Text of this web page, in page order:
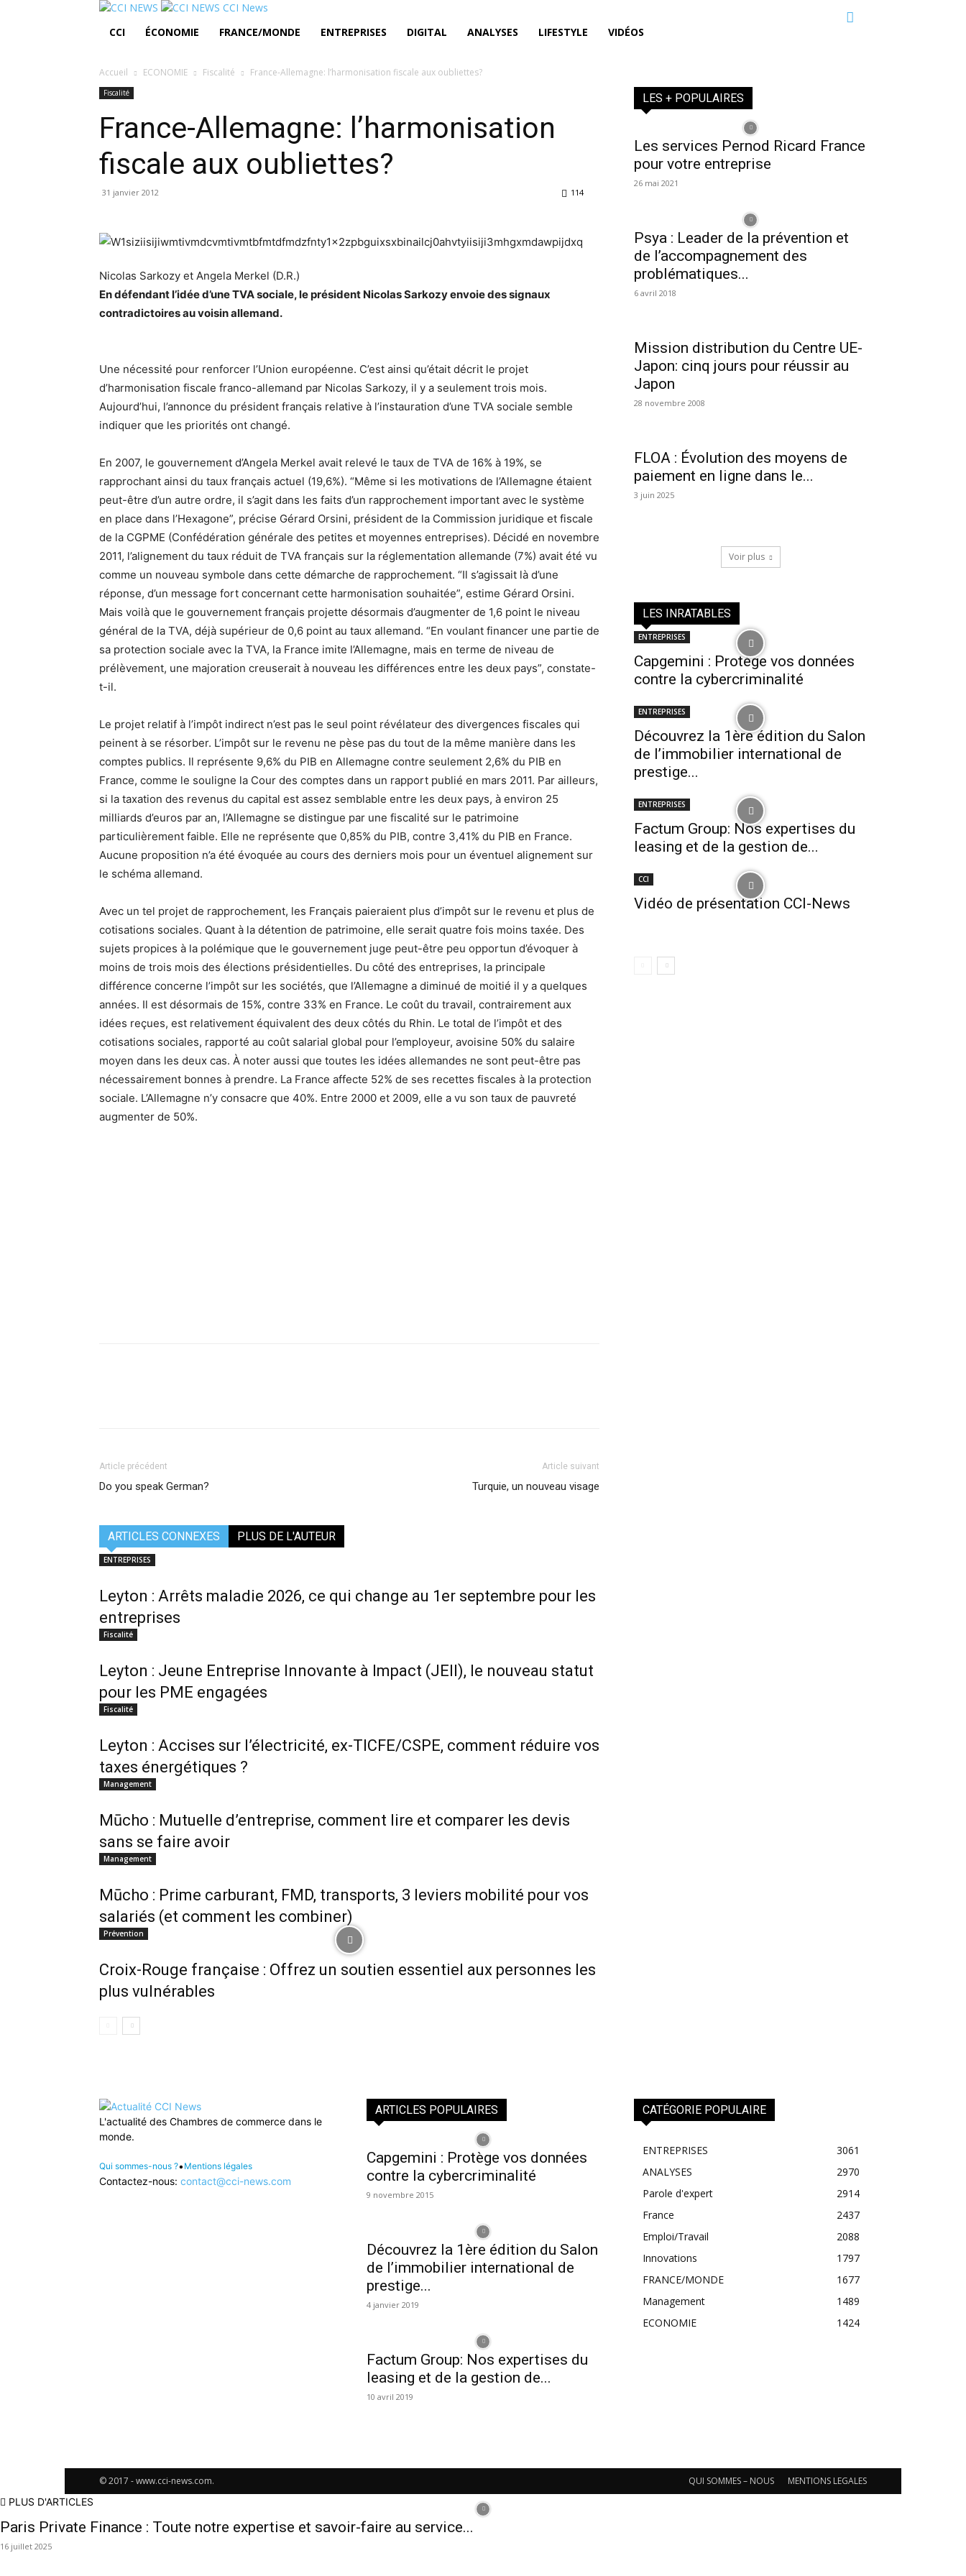
CCI News
CCI
ÉCONOMIE FRANCE/MONDE ENTREPRISES DIGITAL ANALYSES LIFESTYLE VIDÉOS
Accueil ECONOMIE Fiscalité France-Allemagne: l’harmonisation fiscale aux oubliettes?
Fiscalité
France-Allemagne: l’harmonisation
fiscale aux oubliettes?
31 janvier 2012 114
Nicolas Sarkozy et Angela Merkel (D.R.)
En défendant l’idée d’une TVA sociale, le président Nicolas Sarkozy envoie des signaux
contradictoires au voisin allemand.
Une nécessité pour renforcer l’Union européenne. C’est ainsi qu’était décrit le projet
d’harmonisation fiscale franco-allemand par Nicolas Sarkozy, il y a seulement trois mois.
Aujourd’hui, l’annonce du président français relative à l’instauration d’une TVA sociale semble
indiquer que les priorités ont changé.
En 2007, le gouvernement d’Angela Merkel avait relevé le taux de TVA de 16% à 19%, se
rapprochant ainsi du taux français actuel (19,6%). “Même si les motivations de l’Allemagne étaient
peut-être d’un autre ordre, il s’agit dans les faits d’un rapprochement important avec le système
en place dans l’Hexagone”, précise Gérard Orsini, président de la Commission juridique et fiscale
de la CGPME (Confédération générale des petites et moyennes entreprises). Décidé en novembre
2011, l’alignement du taux réduit de TVA français sur la réglementation allemande (7%) avait été vu
comme un nouveau symbole dans cette démarche de rapprochement. “Il s’agissait là d’une
réponse, d’un message fort concernant cette harmonisation souhaitée”, estime Gérard Orsini.
Mais voilà que le gouvernement français projette désormais d’augmenter de 1,6 point le niveau
général de la TVA, déjà supérieur de 0,6 point au taux allemand. “En voulant financer une partie de
sa protection sociale avec la TVA, la France imite l’Allemagne, mais en terme de niveau de
prélèvement, une majoration creuserait à nouveau les différences entre les deux pays”, constate-
t-il.
Le projet relatif à l’impôt indirect n’est pas le seul point révélateur des divergences fiscales qui
peinent à se résorber. L’impôt sur le revenu ne pèse pas du tout de la même manière dans les
comptes publics. Il représente 9,6% du PIB en Allemagne contre seulement 2,6% du PIB en
France, comme le souligne la Cour des comptes dans un rapport publié en mars 2011. Par ailleurs,
si la taxation des revenus du capital est assez semblable entre les deux pays, à environ 25
milliards d’euros par an, l’Allemagne se distingue par une fiscalité sur le patrimoine
particulièrement faible. Elle ne représente que 0,85% du PIB, contre 3,41% du PIB en France.
Aucune proposition n’a été évoquée au cours des derniers mois pour un éventuel alignement sur
le schéma allemand.
Avec un tel projet de rapprochement, les Français paieraient plus d’impôt sur le revenu et plus de
cotisations sociales. Quant à la détention de patrimoine, elle serait quatre fois moins taxée. Des
sujets propices à la polémique que le gouvernement juge peut-être peu opportun d’évoquer à
moins de trois mois des élections présidentielles. Du côté des entreprises, la principale
différence concerne l’impôt sur les sociétés, que l’Allemagne a diminué de moitié il y a quelques
années. Il est désormais de 15%, contre 33% en France. Le coût du travail, contrairement aux
idées reçues, est relativement équivalent des deux côtés du Rhin. Le total de l’impôt et des
cotisations sociales, rapporté au coût salarial global pour l’employeur, avoisine 50% du salaire
moyen dans les deux cas. À noter aussi que toutes les idées allemandes ne sont peut-être pas
nécessairement bonnes à prendre. La France affecte 52% de ses recettes fiscales à la protection
sociale. L’Allemagne n’y consacre que 40%. Entre 2000 et 2009, elle a vu son taux de pauvreté
augmenter de 50%.
Article précédent
Do you speak German?
Article suivant
Turquie, un nouveau visage
ARTICLES CONNEXES PLUS DE L'AUTEUR
ENTREPRISES
Leyton : Arrêts maladie 2026, ce qui change au 1er septembre pour les
entreprises
Fiscalité
Leyton : Jeune Entreprise Innovante à Impact (JEII), le nouveau statut
pour les PME engagées
Fiscalité
Leyton : Accises sur l’électricité, ex-TICFE/CSPE, comment réduire vos
taxes énergétiques ?
Management
Mūcho : Mutuelle d’entreprise, comment lire et comparer les devis
sans se faire avoir
Management
Mūcho : Prime carburant, FMD, transports, 3 leviers mobilité pour vos
salariés (et comment les combiner)
Prévention
Croix-Rouge française : Offrez un soutien essentiel aux personnes les
plus vulnérables
LES + POPULAIRES
Les services Pernod Ricard France
pour votre entreprise
26 mai 2021
Psya : Leader de la prévention et
de l’accompagnement des
problématiques...
6 avril 2018
Mission distribution du Centre UE-
Japon: cinq jours pour réussir au
Japon
28 novembre 2008
FLOA : Évolution des moyens de
paiement en ligne dans le...
3 juin 2025
Voir plus
LES INRATABLES
ENTREPRISES
Capgemini : Protège vos données
contre la cybercriminalité
ENTREPRISES
Découvrez la 1ère édition du Salon
de l’immobilier international de
prestige...
ENTREPRISES
Factum Group: Nos expertises du
leasing et de la gestion de...
CCI
Vidéo de présentation CCI-News
L'actualité des Chambres de commerce dans le
monde.
Qui sommes-nous ?• Mentions légales
Contactez-nous: contact@cci-news.com
ARTICLES POPULAIRES
Capgemini : Protège vos données
contre la cybercriminalité
9 novembre 2015
Découvrez la 1ère édition du Salon
de l’immobilier international de
prestige...
4 janvier 2019
Factum Group: Nos expertises du
leasing et de la gestion de...
10 avril 2019
CATÉGORIE POPULAIRE
ENTREPRISES
3061
ANALYSES
2970
Parole d'expert
2914
France
2437
Emploi/Travail
2088
Innovations
1797
FRANCE/MONDE
1677
Management
1489
ECONOMIE
1424
QUI SOMMES – NOUS MENTIONS LEGALES
© 2017 - www.cci-news.com.
PLUS D'ARTICLES
Paris Private Finance : Toute notre expertise et savoir-faire au service...
16 juillet 2025